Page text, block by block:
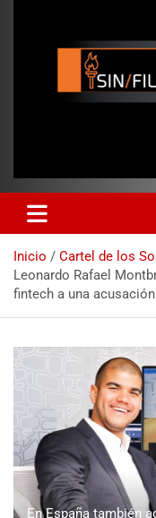
Inicio
Cartel de los
Leonardo Rafael
fintech a una
En España también